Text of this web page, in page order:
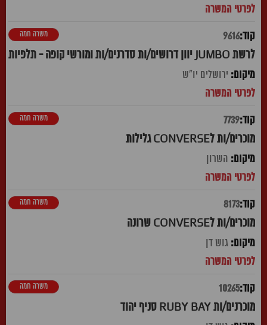
9616
לרשת JUMBO יוון דרושים/ות סדרנים/ות ומורשי קופה - תלפיות
משרה חמה
ירושלים יו"ש
7739
מוכרים/ות לCONVERSE גלילות
משרה חמה
השרון
8173
מוכרים/ות לCONVERSE שרונה
משרה חמה
גוש דן
10265
מוכרנים/ות RUBY BAY סניף יהוד
משרה חמה